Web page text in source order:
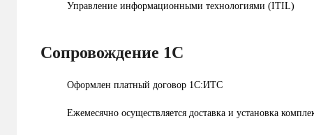
Управление информационными технологиями (ITIL)
Сопровождение 1С
Оформлен платный договор 1С:ИТС
Ежемесячно осуществляется доставка и установка